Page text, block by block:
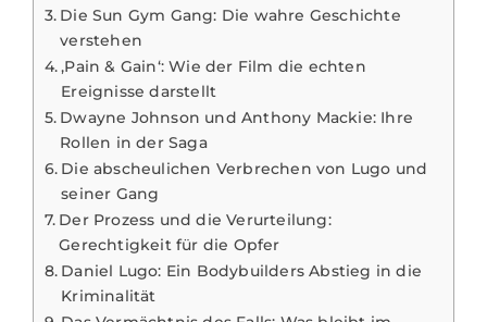
Die Sun Gym Gang: Die wahre Geschichte
verstehen
‚Pain & Gain‘: Wie der Film die echten
Ereignisse darstellt
Dwayne Johnson und Anthony Mackie: Ihre
Rollen in der Saga
Die abscheulichen Verbrechen von Lugo und
seiner Gang
Der Prozess und die Verurteilung:
Gerechtigkeit für die Opfer
Daniel Lugo: Ein Bodybuilders Abstieg in die
Kriminalität